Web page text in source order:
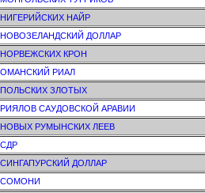
НИГЕРИЙСКИХ НАЙР
НОВОЗЕЛАНДСКИЙ ДОЛЛАР
НОРВЕЖСКИХ КРОН
ОМАНСКИЙ РИАЛ
ПОЛЬСКИХ ЗЛОТЫХ
РИЯЛОВ САУДОВСКОЙ АРАВИИ
НОВЫХ РУМЫНСКИХ ЛЕЕВ
СДР
СИНГАПУРСКИЙ ДОЛЛАР
СОМОНИ